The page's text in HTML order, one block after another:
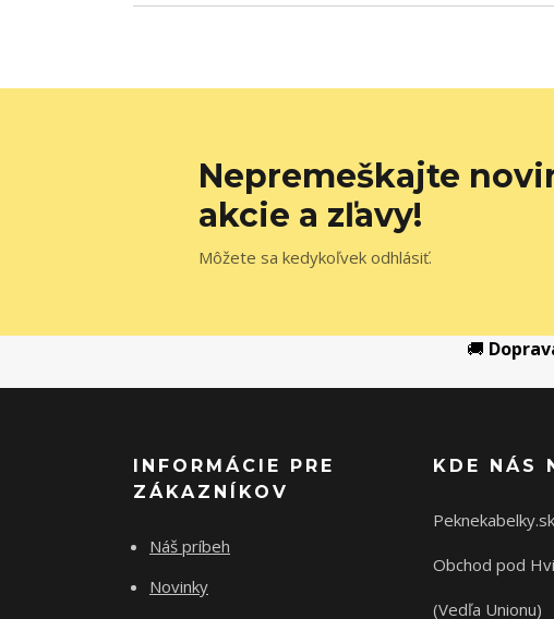
Nepremeškajte
akcie a zľavy!
Môžete sa kedykoľvek odhlásiť.
🚚
INFORMÁCIE PRE
ZÁKAZNÍKOV
Náš príbeh
Novinky
KDE NÁS
Peknekabelky.sk
Obchod pod
(Vedľa Unionu)